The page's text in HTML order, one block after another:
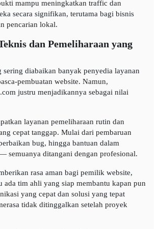
mampu meningkatkan traffic dan
secara signifikan, terutama bagi bisnis
pencarian lokal.
dan Pemeliharaan yang
sering diabaikan banyak penyedia layanan
pembuatan website. Namun,
justru menjadikannya sebagai nilai
layanan pemeliharaan rutin dan
cepat tanggap. Mulai dari pembaruan
bug, hingga bantuan dalam
semuanya ditangani dengan profesional.
rasa aman bagi pemilik website,
ada tim ahli yang siap membantu kapan pun
yang cepat dan solusi yang tepat
tidak ditinggalkan setelah proyek